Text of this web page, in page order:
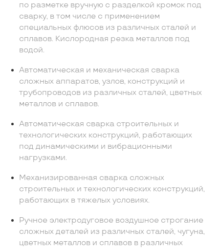
по разметке вручную с разделкой кромок под
сварку, в том числе с применением
специальных флюсов из различных сталей и
сплавов. Кислородная резка металлов под
водой.
Автоматическая и механическая сварка
сложных аппаратов, узлов, конструкций и
трубопроводов из различных сталей, цветных
металлов и сплавов.
Автоматическая сварка строительных и
технологических конструкций, работающих
под динамическими и вибрационными
нагрузками.
Механизированная сварка сложных
строительных и технологических конструкций,
работающих в тяжелых условиях.
Ручное электродуговое воздушное строгание
сложных деталей из различных сталей, чугуна,
цветных металлов и сплавов в различных